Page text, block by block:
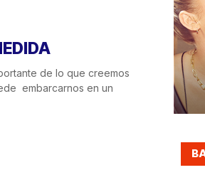
de lo que creemos
embarcarnos en un